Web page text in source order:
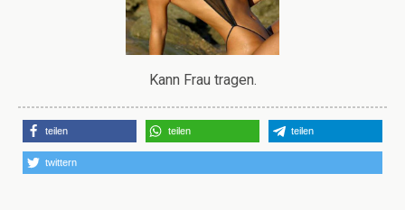
Kann Frau tragen.
teilen teilen teilen
twittern